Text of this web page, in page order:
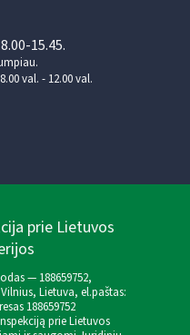
15.45.
val. - 12.00 val.
prie Lietuvos
— 188659752,
Lietuva, el.paštas:
188659752
prie Lietuvos